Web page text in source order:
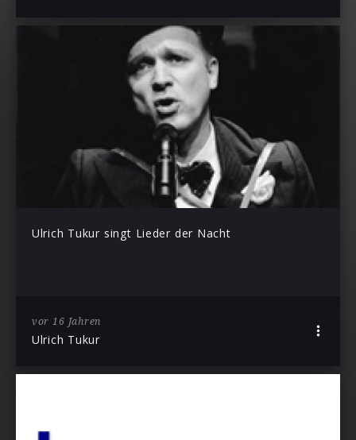
Ulrich Tukur singt Lieder der Nacht
vor 16 Jahren
Ulrich Tukur